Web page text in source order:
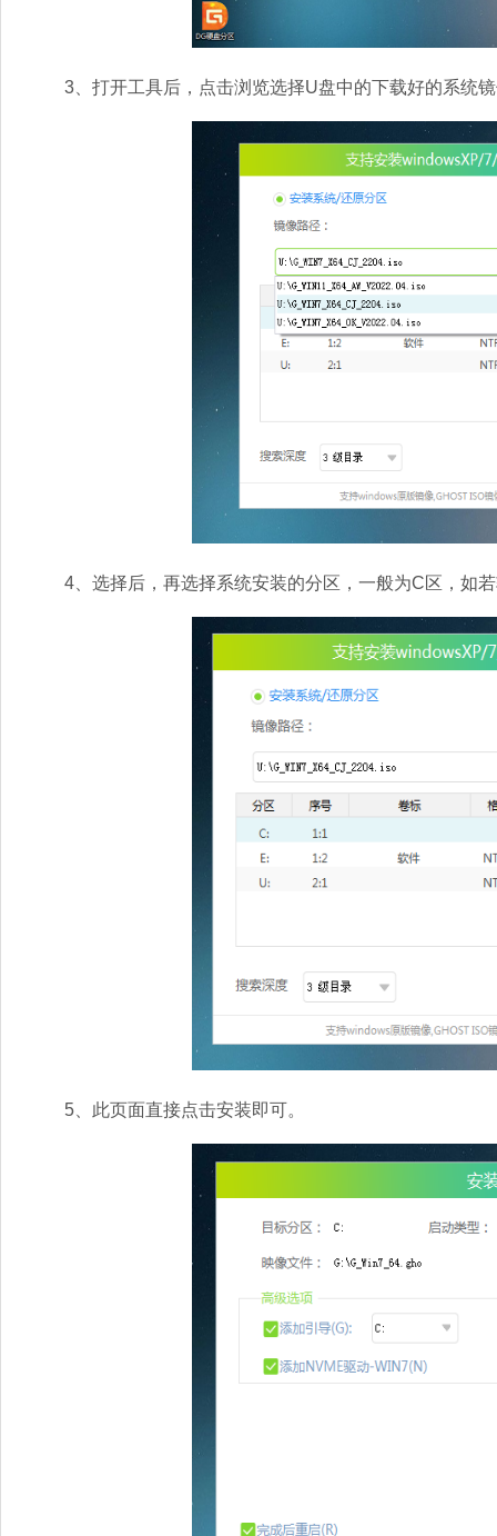
3、打开工具后，点击浏览选择U盘中的下载好的系统镜
4、选择后，再选择系统安装的分区，一般为C区，如若
5、此页面直接点击安装即可。